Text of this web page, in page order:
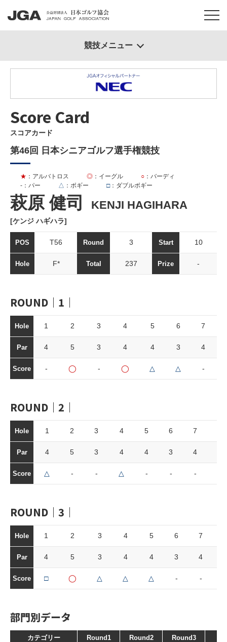
Score Card
スコアカード
第46回 日本シニアゴルフ選手権競技
萩原 健司 KENJI HAGIHARA
[ケンジ ハギハラ]
★ ：アルバトロス ◎ ：イーグル ○ ：バーディ
- ：パー △ ：ボギー □：ダブルボギー
POS T56 Round 3 Start 10
Hole F* Total 237 Prize -
ROUND｜1｜
Hole 1 2 3 4 5 6 7
Par 4 5 3 4 4 3 4
Score - ◯ - ◯ △ △ -
ROUND｜2｜
Hole 1 2 3 4 5 6 7
Par 4 5 3 4 4 3 4
Score △ - - △ - - -
ROUND｜3｜
Hole 1 2 3 4 5 6 7
Par 4 5 3 4 4 3 4
Score □ ◯ △ △ △ - -
部門別データ
カテゴリー Round1 Round2 Round3
競技メニュー